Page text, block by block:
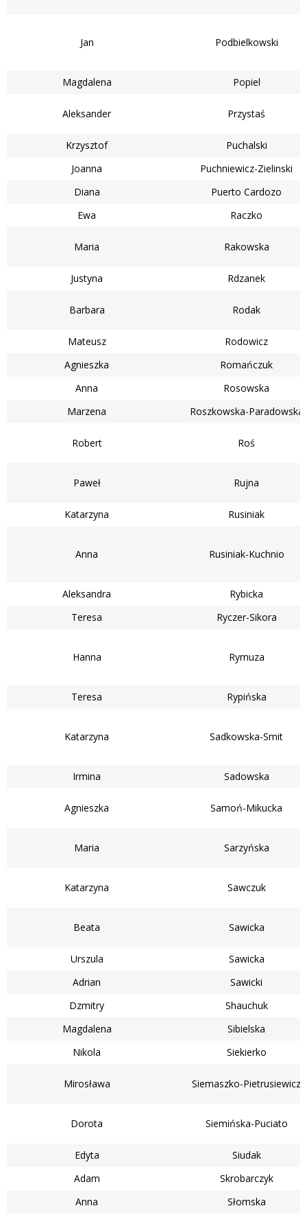
Jan Podbielkowski
Magdalena Popiel
Aleksander Przystaś
Krzysztof
Puchalski
Joanna
Puchniewicz-Zielinski
Diana
Puerto Cardozo
Ewa
Raczko
Maria Rakowska
Justyna Rdzanek
Barbara Rodak
Mateusz
Rodowicz
Agnieszka
Romańczuk
Anna
Rosowska
Marzena
Roszkowska-Paradowska
Robert Roś
Paweł Rujna
Katarzyna Rusiniak
Anna Rusiniak-Kuchnio
Aleksandra
Rybicka
Teresa
Ryczer-Sikora
Hanna Rymuza
Teresa Rypińska
Katarzyna Sadkowska-Smit
Irmina Sadowska
Agnieszka Samoń-Mikucka
Maria Sarzyńska
Katarzyna Sawczuk
Beata Sawicka
Urszula
Sawicka
Adrian
Sawicki
Dzmitry
Shauchuk
Magdalena
Sibielska
Nikola
Siekierko
Mirosława Siemaszko-Pietrusiewicz
Dorota Siemińska-Puciato
Edyta
Siudak
Adam
Skrobarczyk
Anna
Słomska